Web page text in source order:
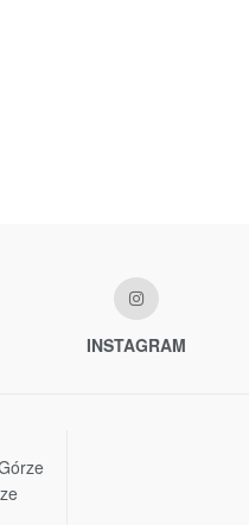
INSTAGRAM